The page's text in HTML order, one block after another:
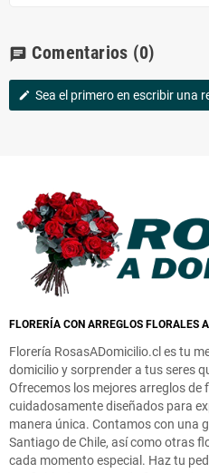
chat Comentarios (0)
edit Sea el primero en escribir una
FLORERÍA CON ARREGLOS FLORALES
Florería RosasADomicilio.cl es tu
domicilio y sorprender a tus seres
Ofrecemos los mejores arreglos de
cuidadosamente diseñados para
manera única. Contamos con una
Santiago de Chile, así como otras
cada momento especial. Haz tu